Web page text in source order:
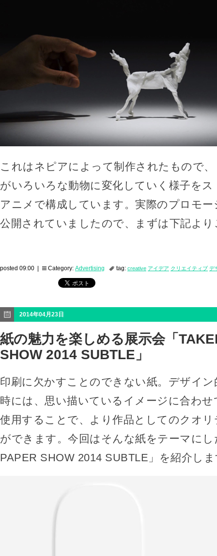
これはネピアによって制作されたもので
がいろいろな動物に変化していく様子を
アニメで構成しています。実際のプロモ
公開されていましたので、まずは下記よ
posted 09:00 | Category: Advertising tag: creative アイデア クリエイティブ デ
2014年04月23日
紙の魅力を楽しめる展示会「
SHOW 2014 SUBTLE」
印刷に欠かすことのできない紙。デザイ
時には、思い描いているイメージに合わ
使用することで、より作品としてのクオ
ができます。今回はそんな紙をテーマにし
PAPER SHOW 2014 SUBTLE」を紹介し